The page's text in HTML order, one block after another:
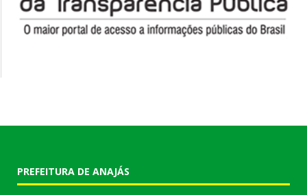
PREFEITURA DE ANAJÁS